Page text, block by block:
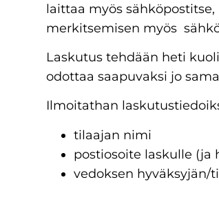
laittaa myös
merkitsemisen myös
Laskutus tehdään heti
odottaa saapuvaksi jo
Ilmoitathan
tilaajan nimi
postiosoite laskulle (ja
vedoksen